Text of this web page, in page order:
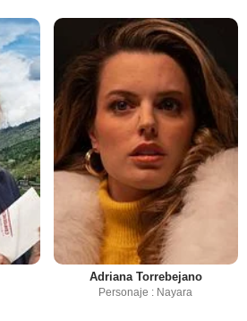
Adriana Torrebejano
Personaje : Nayara